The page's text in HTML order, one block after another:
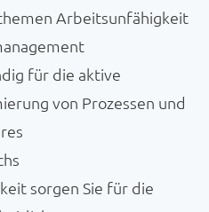
Arbeitsunfähigkeit
für die aktive
von Prozessen und
sorgen Sie für die